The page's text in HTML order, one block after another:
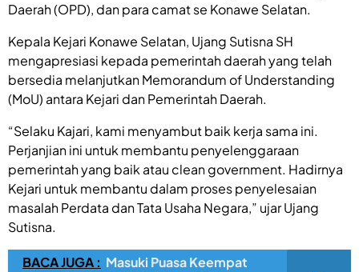
Daerah (OPD), dan para camat se Konawe Selatan.
Kepala Kejari Konawe Selatan, Ujang Sutisna SH
mengapresiasi kepada pemerintah daerah yang telah
bersedia melanjutkan Memorandum of Understanding
(MoU) antara Kejari dan Pemerintah Daerah.
“Selaku Kajari, kami menyambut baik kerja sama ini.
Perjanjian ini untuk membantu penyelenggaraan
pemerintah yang baik atau clean government. Hadirnya
Kejari untuk membantu dalam proses penyelesaian
masalah Perdata dan Tata Usaha Negara,” ujar Ujang
Sutisna.
BACA JUGA : Masuki Puasa Keempat